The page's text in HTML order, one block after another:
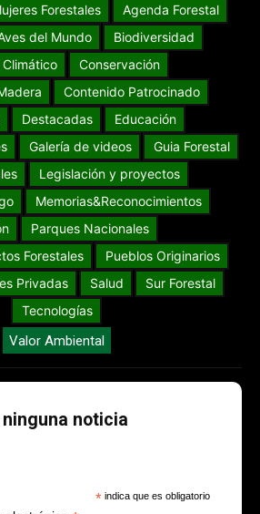
Forestales
Agenda Forestal
del Mundo
Biodiversidad
Conservación
Contenido Patrocinado
Destacadas
Educación
Galería de videos
Guia Forestal
Legislación y proyectos
Memorias&Reconocimientos
Parques Nacionales
Forestales
Pueblos Originarios
Privadas
Salud
Sur Forestal
Tecnologías
Valor Ambiental
noticia
* indica que es obligatorio